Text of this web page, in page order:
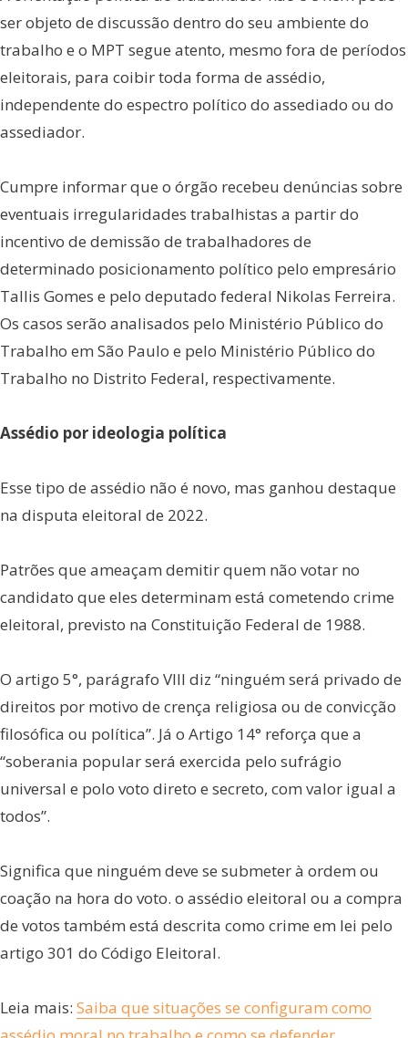
ser objeto de discussão dentro do seu ambiente do
trabalho e o MPT segue atento, mesmo fora de períodos
eleitorais, para coibir toda forma de assédio,
independente do espectro político do assediado ou do
assediador.
Cumpre informar que o órgão recebeu denúncias sobre
eventuais irregularidades trabalhistas a partir do
incentivo de demissão de trabalhadores de
determinado posicionamento político pelo empresário
Tallis Gomes e pelo deputado federal Nikolas Ferreira.
Os casos serão analisados pelo Ministério Público do
Trabalho em São Paulo e pelo Ministério Público do
Trabalho no Distrito Federal, respectivamente.
Assédio por ideologia política
Esse tipo de assédio não é novo, mas ganhou destaque
na disputa eleitoral de 2022.
Patrões que ameaçam demitir quem não votar no
candidato que eles determinam está cometendo crime
eleitoral, previsto na Constituição Federal de 1988.
O artigo 5°, parágrafo VIII diz “ninguém será privado de
direitos por motivo de crença religiosa ou de convicção
filosófica ou política”. Já o Artigo 14° reforça que a
“soberania popular será exercida pelo sufrágio
universal e polo voto direto e secreto, com valor igual a
todos”.
Significa que ninguém deve se submeter à ordem ou
coação na hora do voto. o assédio eleitoral ou a compra
de votos também está descrita como crime em lei pelo
artigo 301 do Código Eleitoral.
Leia mais: Saiba que situações se configuram como